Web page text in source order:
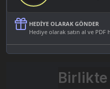
HEDIYE OLARAK GÖNDER
Hediye olarak satın al ve PDF